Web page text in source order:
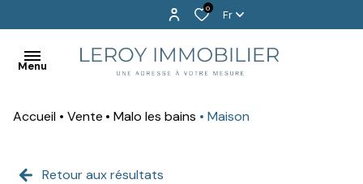
0 Fr
Menu
EXCLUSIVITÉS
Accueil Vente Malo les bains Maison
Retour aux résultats